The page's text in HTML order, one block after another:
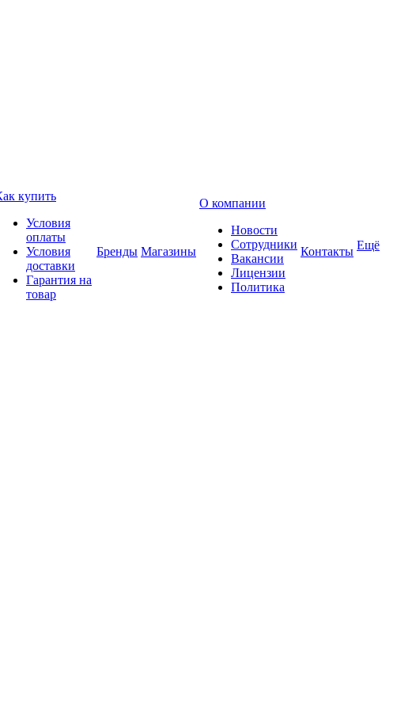
купить
Условия
оплаты
Условия
доставки
Гарантия на
товар
Бренды Магазины
О компании
Новости
Сотрудники
Вакансии
Лицензии
Политика
Контакты Ещё